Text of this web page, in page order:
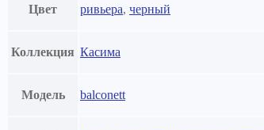
Цвет ривьера, черный
Коллекция Касима
Модель balconett